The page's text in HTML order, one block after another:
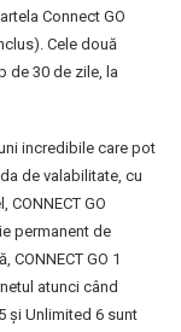
Connect GO
Cele două
de 30 de zile, la
incredibile care pot
de valabilitate, cu
GO
permanent de
GO 1
atunci când
şi Unlimited 6 sunt